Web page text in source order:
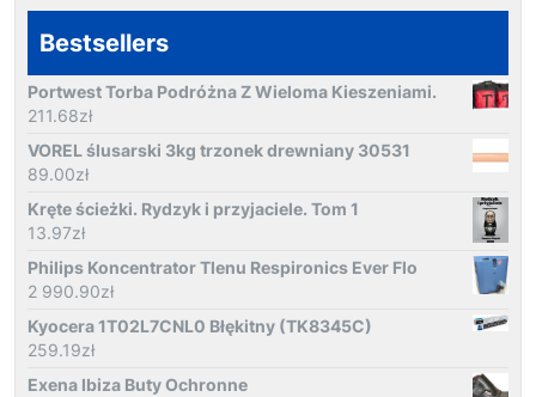
Bestsellers
Portwest Torba Podróżna Z Wieloma Kieszeniami.
211.68zł
VOREL ślusarski 3kg trzonek drewniany 30531
89.00zł
Kręte ścieżki. Rydzyk i przyjaciele. Tom 1
13.97zł
Philips Koncentrator Tlenu Respironics Ever Flo
2 990.90zł
Kyocera 1T02L7CNL0 Błękitny (TK8345C)
259.19zł
Exena Ibiza Buty Ochronne